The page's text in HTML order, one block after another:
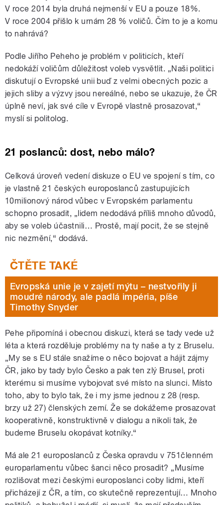
V roce 2014 byla druhá nejmenší v EU a pouze 18%.
V roce 2004 přišlo k urnám 28 % voličů. Čím to je a komu
to nahrává?
Podle Jiřího Peheho je problém v politicích, kteří
nedokáží voličům důležitost voleb vysvětlit. „Naši politici
diskutují o Evropské unii buď z velmi obecných pozic a
jejich sliby a výzvy jsou nereálné, nebo se ukazuje, že ČR
úplně neví, jak své cíle v Evropě vlastně prosazovat,“
myslí si politolog.
21 poslanců: dost, nebo málo?
Celková úroveň vedení diskuze o EU ve spojení s tím, co
je vlastně 21 českých europoslanců zastupujících
10milionový národ vůbec v Evropském parlamentu
schopno prosadit, „lidem nedodává příliš mnoho důvodů,
aby se voleb účastnili… Prostě, mají pocit, že se stejně
nic nezmění,“ dodává.
Evropská unie je v zajetí mýtu – nestvořily ji
moudré národy, ale padlá impéria, píše
Timothy Snyder
Pehe připomíná i obecnou diskuzi, která se tady vede už
léta a která rozděluje problémy na ty naše a ty z Bruselu.
„My se s EU stále snažíme o něco bojovat a hájit zájmy
ČR, jako by tady bylo Česko a pak ten zlý Brusel, proti
kterému si musíme vybojovat své místo na slunci. Místo
toho, aby to bylo tak, že i my jsme jednou z 28 (resp.
brzy už 27) členských zemí. Že se dokážeme prosazovat
kooperativně, konstruktivně v dialogu a nikoli tak, že
budeme Bruselu okopávat kotníky.“
Má ale 21 europoslanců z Česka opravdu v 751členném
europarlamentu vůbec šanci něco prosadit? „Musíme
rozlišovat mezi českými europoslanci coby lidmi, kteří
přicházejí z ČR, a tím, co skutečně reprezentují… Mnoho